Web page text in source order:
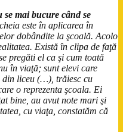
mai bucure când se
este în aplicarea în
dobândite la şcoală. Acolo
Există în clipa de faţă
pregăti el ca şi cum toată
în viaţă; sunt elevi care
din liceu (…), trăiesc cu
o reprezenta şcoala. Ei
bine, au avut note mari şi
cu viaţa, constatăm că